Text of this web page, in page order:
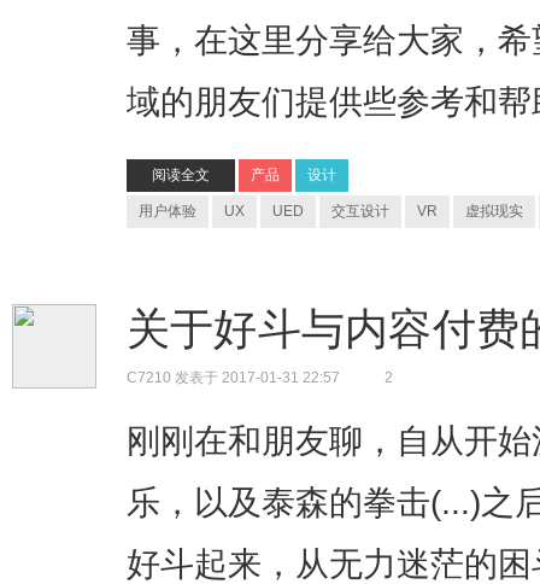
事，在这里分享给大家，
域的朋友们提供些参考和帮
阅读全文 产品 设计
用户体验 UX UED 交互设计 VR 虚拟现实
关于好斗与内容付
C7210 发表于 2017-01-31 22:57 2
刚刚在和朋友聊，自从开
乐，以及泰森的拳击(...)之
好斗起来，从无力迷茫的